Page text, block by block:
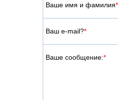
Ваше имя и фамилия*
Ваш e-mail?*
Ваше сообщение:*